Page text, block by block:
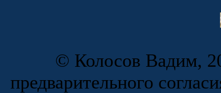
© Колосов Вадим,
предварительного